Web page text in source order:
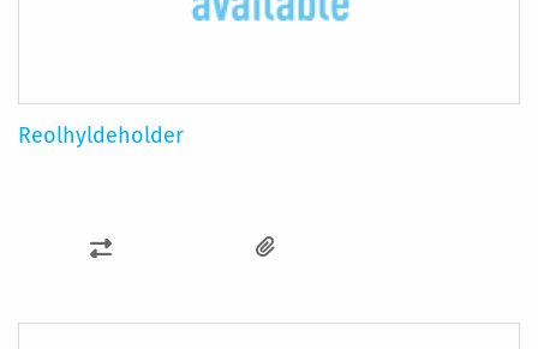
Reolhyldeholder
SAMMENLIGN